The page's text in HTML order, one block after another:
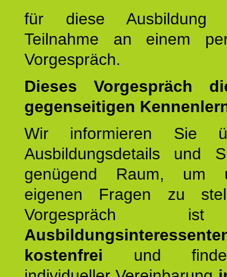
für diese
Teilnahme an einem
Vorgespräch.
Dieses Vorgespräch
gegenseitigen
Wir informieren Sie
Ausbildungsdetails und
genügend Raum, um
eigenen Fragen zu
kostenfrei und